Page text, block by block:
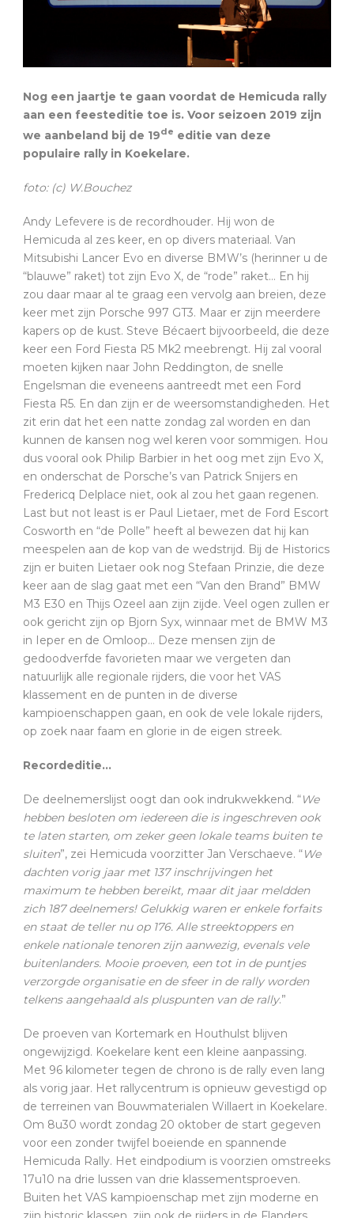
Nog een jaartje te gaan voordat de Hemicuda rally
aan een feesteditie toe is. Voor seizoen 2019 zijn
we aanbeland bij de 19de editie van deze
populaire rally in Koekelare.
foto: (c) W.Bouchez
Andy Lefevere is de recordhouder. Hij won de
Hemicuda al zes keer, en op divers materiaal. Van
Mitsubishi Lancer Evo en diverse BMW’s (herinner u de
“blauwe” raket) tot zijn Evo X, de “rode” raket… En hij
zou daar maar al te graag een vervolg aan breien, deze
keer met zijn Porsche 997 GT3. Maar er zijn meerdere
kapers op de kust. Steve Bécaert bijvoorbeeld, die deze
keer een Ford Fiesta R5 Mk2 meebrengt. Hij zal vooral
moeten kijken naar John Reddington, de snelle
Engelsman die eveneens aantreedt met een Ford
Fiesta R5. En dan zijn er de weersomstandigheden. Het
zit erin dat het een natte zondag zal worden en dan
kunnen de kansen nog wel keren voor sommigen. Hou
dus vooral ook Philip Barbier in het oog met zijn Evo X,
en onderschat de Porsche’s van Patrick Snijers en
Fredericq Delplace niet, ook al zou het gaan regenen.
Last but not least is er Paul Lietaer, met de Ford Escort
Cosworth en “de Polle” heeft al bewezen dat hij kan
meespelen aan de kop van de wedstrijd. Bij de Historics
zijn er buiten Lietaer ook nog Stefaan Prinzie, die deze
keer aan de slag gaat met een “Van den Brand” BMW
M3 E30 en Thijs Ozeel aan zijn zijde. Veel ogen zullen er
ook gericht zijn op Bjorn Syx, winnaar met de BMW M3
in Ieper en de Omloop… Deze mensen zijn de
gedoodverfde favorieten maar we vergeten dan
natuurlijk alle regionale rijders, die voor het VAS
klassement en de punten in de diverse
kampioenschappen gaan, en ook de vele lokale rijders,
op zoek naar faam en glorie in de eigen streek.
Recordeditie…
De deelnemerslijst oogt dan ook indrukwekkend. “We
hebben besloten om iedereen die is ingeschreven ook
te laten starten, om zeker geen lokale teams buiten te
sluiten”, zei Hemicuda voorzitter Jan Verschaeve. “We
dachten vorig jaar met 137 inschrijvingen het
maximum te hebben bereikt, maar dit jaar meldden
zich 187 deelnemers! Gelukkig waren er enkele forfaits
en staat de teller nu op 176. Alle streektoppers en
enkele nationale tenoren zijn aanwezig, evenals vele
buitenlanders. Mooie proeven, een tot in de puntjes
verzorgde organisatie en de sfeer in de rally worden
telkens aangehaald als pluspunten van de rally.”
De proeven van Kortemark en Houthulst blijven
ongewijzigd. Koekelare kent een kleine aanpassing.
Met 96 kilometer tegen de chrono is de rally even lang
als vorig jaar. Het rallycentrum is opnieuw gevestigd op
de terreinen van Bouwmaterialen Willaert in Koekelare.
Om 8u30 wordt zondag 20 oktober de start gegeven
voor een zonder twijfel boeiende en spannende
Hemicuda Rally. Het eindpodium is voorzien omstreeks
17u10 na drie lussen van drie klassementsproeven.
Buiten het VAS kampioenschap met zijn moderne en